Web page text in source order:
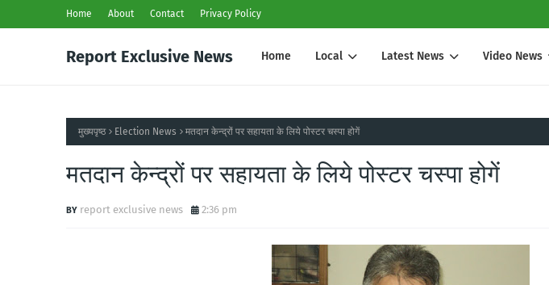
Home About Contact Privacy Policy
Report Exclusive News Home Local Latest News Video News
मुख्यपृष्ठ Election News मतदान केन्द्रों पर सहायता के लिये पोस्टर चस्पा होगें
मतदान केन्द्रों पर सहायता के लिये पोस्टर चस्पा होगें
report exclusive news 2:36 pm